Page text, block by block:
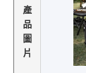
產
品
圖
片